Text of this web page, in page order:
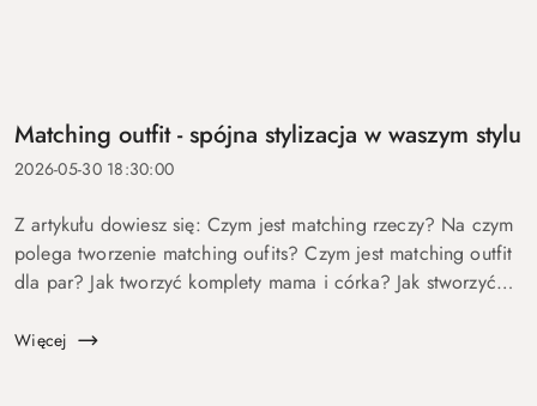
Matching outfit - spójna stylizacja w waszym stylu
2026-05-30 18:30:00
Z artykułu dowiesz się: Czym jest matching rzeczy? Na czym
polega tworzenie matching oufits? Czym jest matching outfit
dla par? Jak tworzyć komplety mama i córka? Jak stworzyć
ciekawego mechanizmu...
Więcej